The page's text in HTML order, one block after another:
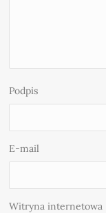
Podpis
E-mail
Witryna internetowa